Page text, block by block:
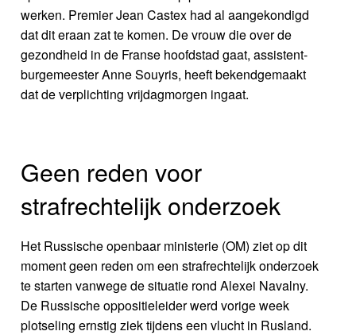
werken. Premier Jean Castex had al aangekondigd
dat dit eraan zat te komen. De vrouw die over de
gezondheid in de Franse hoofdstad gaat, assistent-
burgemeester Anne Souyris, heeft bekendgemaakt
dat de verplichting vrijdagmorgen ingaat.
Geen reden voor
strafrechtelijk onderzoek
Het Russische openbaar ministerie (OM) ziet op dit
moment geen reden om een strafrechtelijk onderzoek
te starten vanwege de situatie rond Alexei Navalny.
De Russische oppositieleider werd vorige week
plotseling ernstig ziek tijdens een vlucht in Rusland.